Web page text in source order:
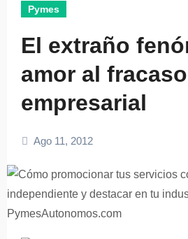
Pymes
El extraño
amor al fracaso
empresarial
Ago 11, 2012